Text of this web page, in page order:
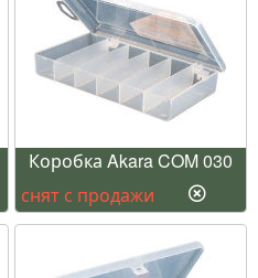
Коробка Akara COM 030
снят с продажи